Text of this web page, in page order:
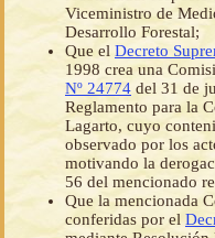
Viceministro de
Desarrollo Forestal;
Que el Decreto
1998 crea una
Nº 24774 del 31 de
Reglamento para la
Lagarto, cuyo
observado por los
motivando la
56 del mencionado
Que la mencionada
conferidas por el